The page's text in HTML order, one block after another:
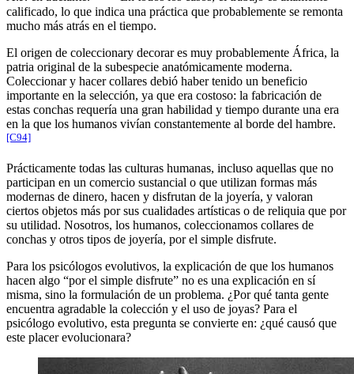
calificado, lo que indica una práctica que probablemente se remonta
mucho más atrás en el tiempo.
El origen de coleccionary decorar es muy probablemente África, la
patria original de la subespecie anatómicamente moderna.
Coleccionar y hacer collares debió haber tenido un beneficio
importante en la selección, ya que era costoso: la fabricación de
estas conchas requería una gran habilidad y tiempo durante una era
en la que los humanos vivían constantemente al borde del hambre.
[C94]
Prácticamente todas las culturas humanas, incluso aquellas que no
participan en un comercio sustancial o que utilizan formas más
modernas de dinero, hacen y disfrutan de la joyería, y valoran
ciertos objetos más por sus cualidades artísticas o de reliquia que por
su utilidad. Nosotros, los humanos, coleccionamos collares de
conchas y otros tipos de joyería, por el simple disfrute.
Para los psicólogos evolutivos, la explicación de que los humanos
hacen algo “por el simple disfrute” no es una explicación en sí
misma, sino la formulación de un problema. ¿Por qué tanta gente
encuentra agradable la colección y el uso de joyas? Para el
psicólogo evolutivo, esta pregunta se convierte en: ¿qué causó que
este placer evolucionara?